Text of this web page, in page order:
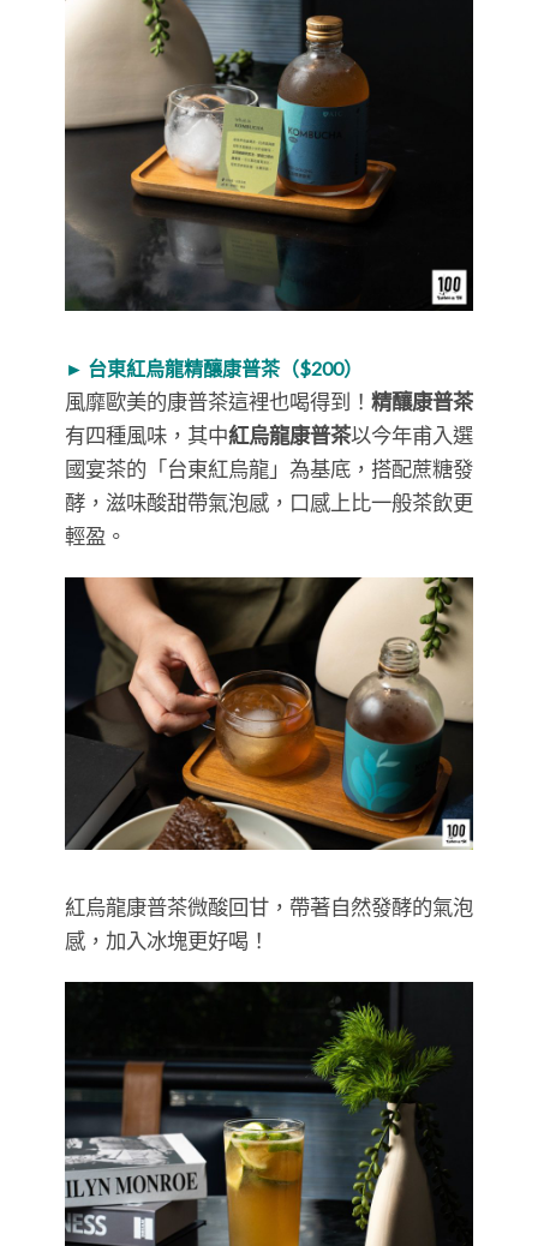
► 台東紅烏龍精釀康普茶（$200）
風靡歐美的康普茶這裡也喝得到！ 精釀康普茶
有四種風味，其中紅烏龍康普茶以今年甫入選
國宴茶的「台東紅烏龍」為基底，搭配蔗糖發
酵，滋味酸甜帶氣泡感，口感上比一般茶飲更
輕盈。
紅烏龍康普茶微酸回甘，帶著自然發酵的氣泡
感，加入冰塊更好喝！